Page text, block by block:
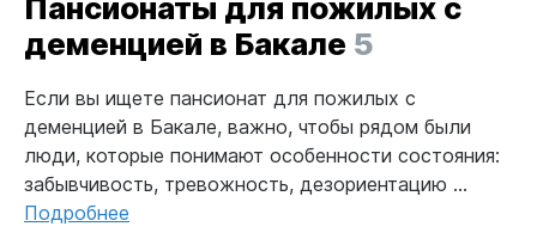
деменцией в Бакале 5
Если вы ищете пансионат для пожилых с
деменцией в Бакале, важно, чтобы рядом были
люди, которые понимают особенности состояния:
забывчивость, тревожность, дезориентацию ...
Подробнее